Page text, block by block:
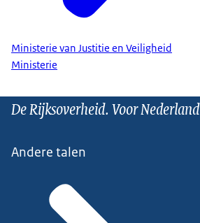
Ministerie van Justitie en Veiligheid
Ministerie
De Rijksoverheid. Voor Nederland
Andere talen